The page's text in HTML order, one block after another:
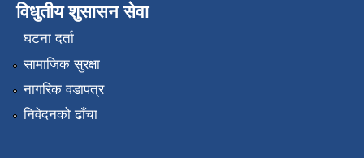
विधुतीय शुसासन सेवा
घटना दर्ता
सामाजिक सुरक्षा
नागरिक वडापत्र
निवेदनको ढाँचा